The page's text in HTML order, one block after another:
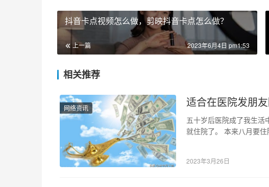
抖音卡点视频怎么做，剪映抖音卡点怎么做？
上一篇 2023年6月4日 pm1:53
相关推荐
网络资讯 适合在医院发朋
五十岁后医院成了我生活
就住院了。 本来八月要
2023年3月26日